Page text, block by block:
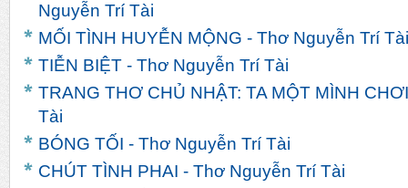
Nguyễn Trí Tài
MỐI TÌNH HUYỄN MỘNG - Thơ Nguyễn Trí Tài
TIỄN BIỆT - Thơ Nguyễn Trí Tài
TRANG THƠ CHỦ NHẬT: TA MỘT MÌNH
Tài
BÓNG TỐI - Thơ Nguyễn Trí Tài
CHÚT TÌNH PHAI - Thơ Nguyễn Trí Tài